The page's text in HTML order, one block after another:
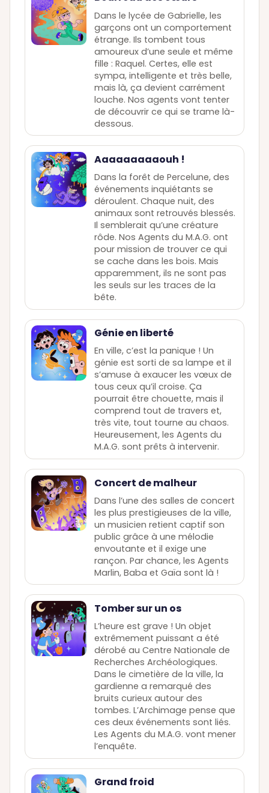
Dans le lycée de Gabrielle, les
garçons ont un comportement
étrange. Ils tombent tous
amoureux d’une seule et même
fille : Raquel. Certes, elle est
sympa, intelligente et très belle,
mais là, ça devient carrément
louche. Nos agents vont tenter
de découvrir ce qui se trame là-
dessous.
Aaaaaaaaaouh !
Dans la forêt de Percelune, des
événements inquiétants se
déroulent. Chaque nuit, des
animaux sont retrouvés blessés.
Il semblerait qu’une créature
rôde. Nos Agents du M.A.G. ont
pour mission de trouver ce qui
se cache dans les bois. Mais
apparemment, ils ne sont pas
les seuls sur les traces de la
bête.
Génie en liberté
En ville, c’est la panique ! Un
génie est sorti de sa lampe et il
s’amuse à exaucer les vœux de
tous ceux qu’il croise. Ça
pourrait être chouette, mais il
comprend tout de travers et,
très vite, tout tourne au chaos.
Heureusement, les Agents du
M.A.G. sont prêts à intervenir.
Concert de malheur
Dans l’une des salles de concert
les plus prestigieuses de la ville,
un musicien retient captif son
public grâce à une mélodie
envoutante et il exige une
rançon. Par chance, les Agents
Marlin, Baba et Gaïa sont là !
Tomber sur un os
L’heure est grave ! Un objet
extrêmement puissant a été
dérobé au Centre Nationale de
Recherches Archéologiques.
Dans le cimetière de la ville, la
gardienne a remarqué des
bruits curieux autour des
tombes. L’Archimage pense que
ces deux événements sont liés.
Les Agents du M.A.G. vont mener
l’enquête.
Grand froid